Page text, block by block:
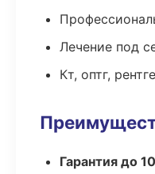
Лечение под
Кт, оптг,
Гарантия до